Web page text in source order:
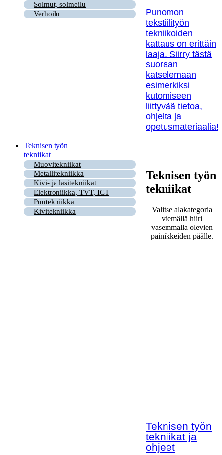
Solmut, solmeilu
Verhoilu
Punomon
tekstiilityön
tekniikoiden
kattaus on erittäin
laaja. Siirry tästä
suoraan
katselemaan
esimerkiksi
kutomiseen
liittyvää tietoa,
ohjeita ja
opetusmateriaalia!
Teknisen työn
tekniikat
Muovitekniikat
Metallitekniikka
Kivi- ja lasitekniikat
Elektroniikka, TVT, ICT
Puutekniikka
Kivitekniikka
Teknisen työn
tekniikat
Valitse alakategoria
viemällä hiiri
vasemmalla olevien
painikkeiden päälle.
Teknisen työn
tekniikat ja
ohjeet